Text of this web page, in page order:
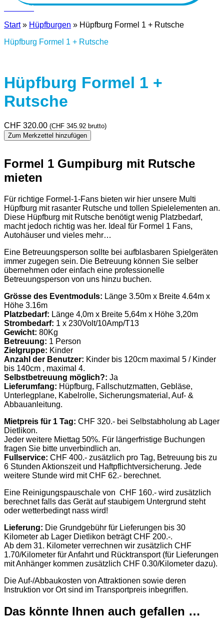
Kontakt
Start» Hüpfburgen » Hüpfburg Formel 1 + Rutsche
Hüpfburg Formel 1 + Rutsche
Hüpfburg Formel 1 +
Rutsche
CHF 320.00 (CHF 345.92 brutto)
Zum Merkzettel hinzufügen
Formel 1 Gumpiburg mit Rutsche
mieten
Für richtige Formel-1-Fans bieten wir hier unsere Multi
Hüpfburg mit rasanter Rutsche und tollen Spielelementen an.
Diese Hüpfburg mit Rutsche benötigt wenig Platzbedarf,
macht jedoch richtig was her. Ideal für Formel 1 Fans,
Autohäuser und vieles mehr…
Eine Betreuungsperson sollte bei aufblasbaren Spielgeräten
immer zugegen sein. Die Betreuung können Sie selber
übernehmen oder einfach eine professionelle
Betreuungsperson von uns hinzu buchen.
Grösse des Eventmoduls: Länge 3.50m x Breite 4.64m x
Höhe 3.16m
Platzbedarf: Länge 4,0m x Breite 5,64m x Höhe 3,20m
Strombedarf: 1 x 230Volt/10Amp/T13
Gewicht: 80Kg
Betreuung: 1 Person
Zielgruppe: Kinder
Anzahl der Benutzer: Kinder bis 120cm maximal 5 / Kinder
bis 140cm , maximal 4.
Selbstbetreuung möglich?: Ja
Lieferumfang: Hüpfburg, Fallschutzmatten, Gebläse,
Unterlegplane, Kabelrolle, Sicherungsmaterial, Auf- &
Abbauanleitung.
Mietpreis für 1 Tag: CHF 320.- bei Selbstabholung ab Lager
Dietlikon.
Jeder weitere Miettag 50%. Für längerfristige Buchungen
fragen Sie bitte unverbindlich an.
Fullservice: CHF 400.- zusätzlich pro Tag, Betreuung bis zu
6 Stunden Aktionszeit und Haftpflichtversicherung. Jede
weitere Stunde wird mit CHF 62.- berechnet.
Eine Reinigungspauschale von CHF 160.- wird zusätzlich
berechnet falls das Gerät auf staubigem Untergrund steht
oder wetterbedingt nass wird!
Lieferung: Die Grundgebühr für Lieferungen bis 30
Kilometer ab Lager Dietlikon beträgt CHF 200.-.
Ab dem 31. Kilometer verrechnen wir zusätzlich CHF
1.70/Kilometer für Anfahrt und Rücktransport (für Lieferungen
mit Anhänger kommen zusätzlich CHF 0.30/Kilometer dazu).
Die Auf-/Abbaukosten von Attraktionen sowie deren
Instruktion vor Ort sind im Transportpreis inbegriffen.
Das könnte Ihnen auch gefallen …